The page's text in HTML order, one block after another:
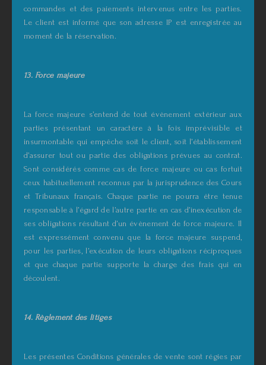
commandes et des paiements intervenus entre les parties.
Le client est informé que son adresse IP est enregistrée au
moment de la réservation.
13. Force majeure
La force majeure s’entend de tout évènement extérieur aux
parties présentant un caractère à la fois imprévisible et
insurmontable qui empêche soit le client, soit l’établissement
d’assurer tout ou partie des obligations prévues au contrat.
Sont considérés comme cas de force majeure ou cas fortuit
ceux habituellement reconnus par la jurisprudence des Cours
et Tribunaux français. Chaque partie ne pourra être tenue
responsable à l’égard de l’autre partie en cas d’inexécution de
ses obligations résultant d’un évènement de force majeure. Il
est expressément convenu que la force majeure suspend,
pour les parties, l’exécution de leurs obligations réciproques
et que chaque partie supporte la charge des frais qui en
découlent.
14. Règlement des litiges
Les présentes Conditions générales de vente sont régies par